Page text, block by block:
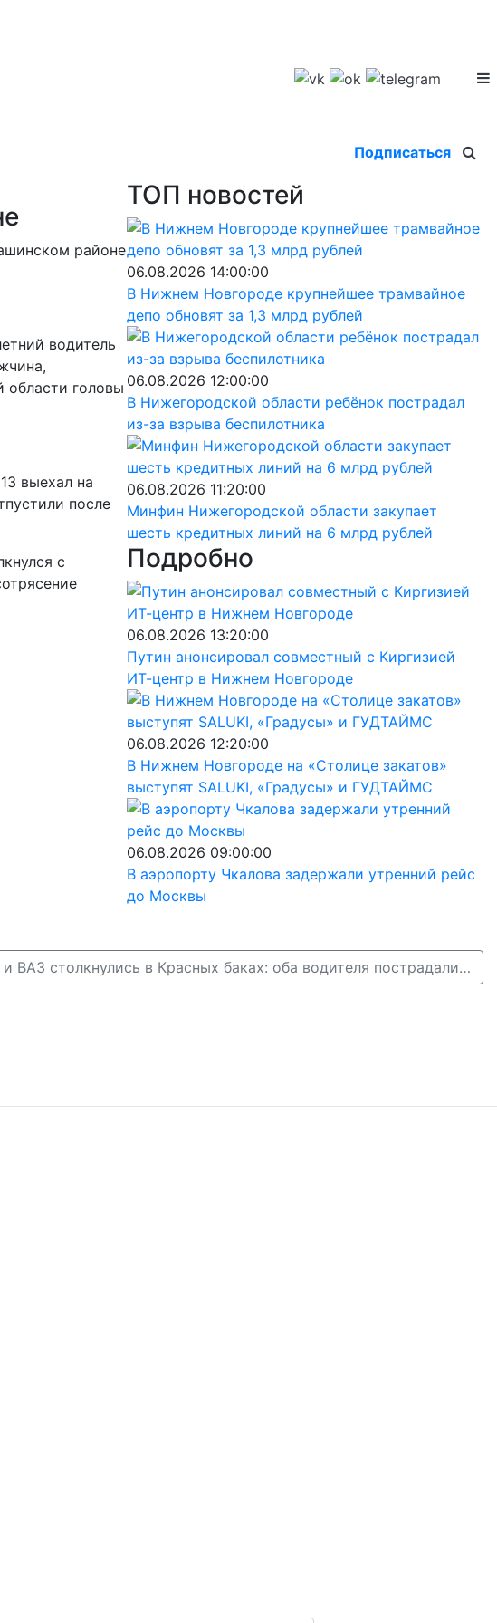
Подписаться
районе
водитель
области головы
выехал на
после
с
ТОП новостей
06.08.2026 14:00:00
В Нижнем Новгороде крупнейшее трамвайное
депо обновят за 1,3 млрд рублей
06.08.2026 12:00:00
В Нижегородской области ребёнок пострадал
из-за взрыва беспилотника
06.08.2026 11:20:00
Минфин Нижегородской области закупает
шесть кредитных линий на 6 млрд рублей
Подробно
06.08.2026 13:20:00
Путин анонсировал совместный с Киргизией
ИТ-центр в Нижнем Новгороде
06.08.2026 12:20:00
В Нижнем Новгороде на «Столице закатов»
выступят SALUKI, «Градусы» и ГУДТАЙМС
06.08.2026 09:00:00
В аэропорту Чкалова задержали утренний рейс
до Москвы
Форд и ВАЗ столкнулись в Красных баках: оба водителя пострадали →